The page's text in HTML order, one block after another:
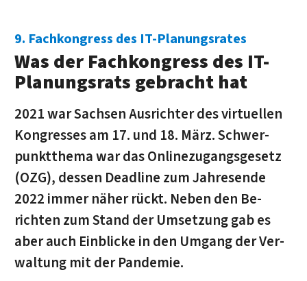
9. Fachkongress des IT-Planungsrates
Was der Fachkongress des IT-
Planungsrats gebracht hat
2021 war Sachsen Aus­richter des virtuellen
Kon­gresses am 17. und 18. März. Schwer­
punkt­thema war das Online­zugangs­gesetz
(OZG), dessen Dead­line zum Jahres­ende
2022 immer näher rückt. Neben den Be­
richten zum Stand der Um­setzung gab es
aber auch Ein­blicke in den Um­gang der Ver­
waltung mit der Pandemie.